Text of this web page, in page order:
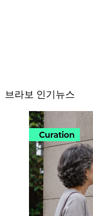
브라보 인기뉴스